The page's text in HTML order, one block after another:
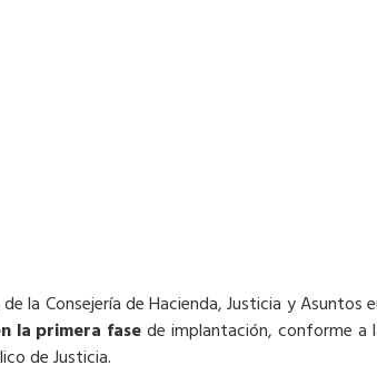
la Consejería de Hacienda, Justicia y Asuntos
la primera fasede implantación, conforme a
de Justicia.